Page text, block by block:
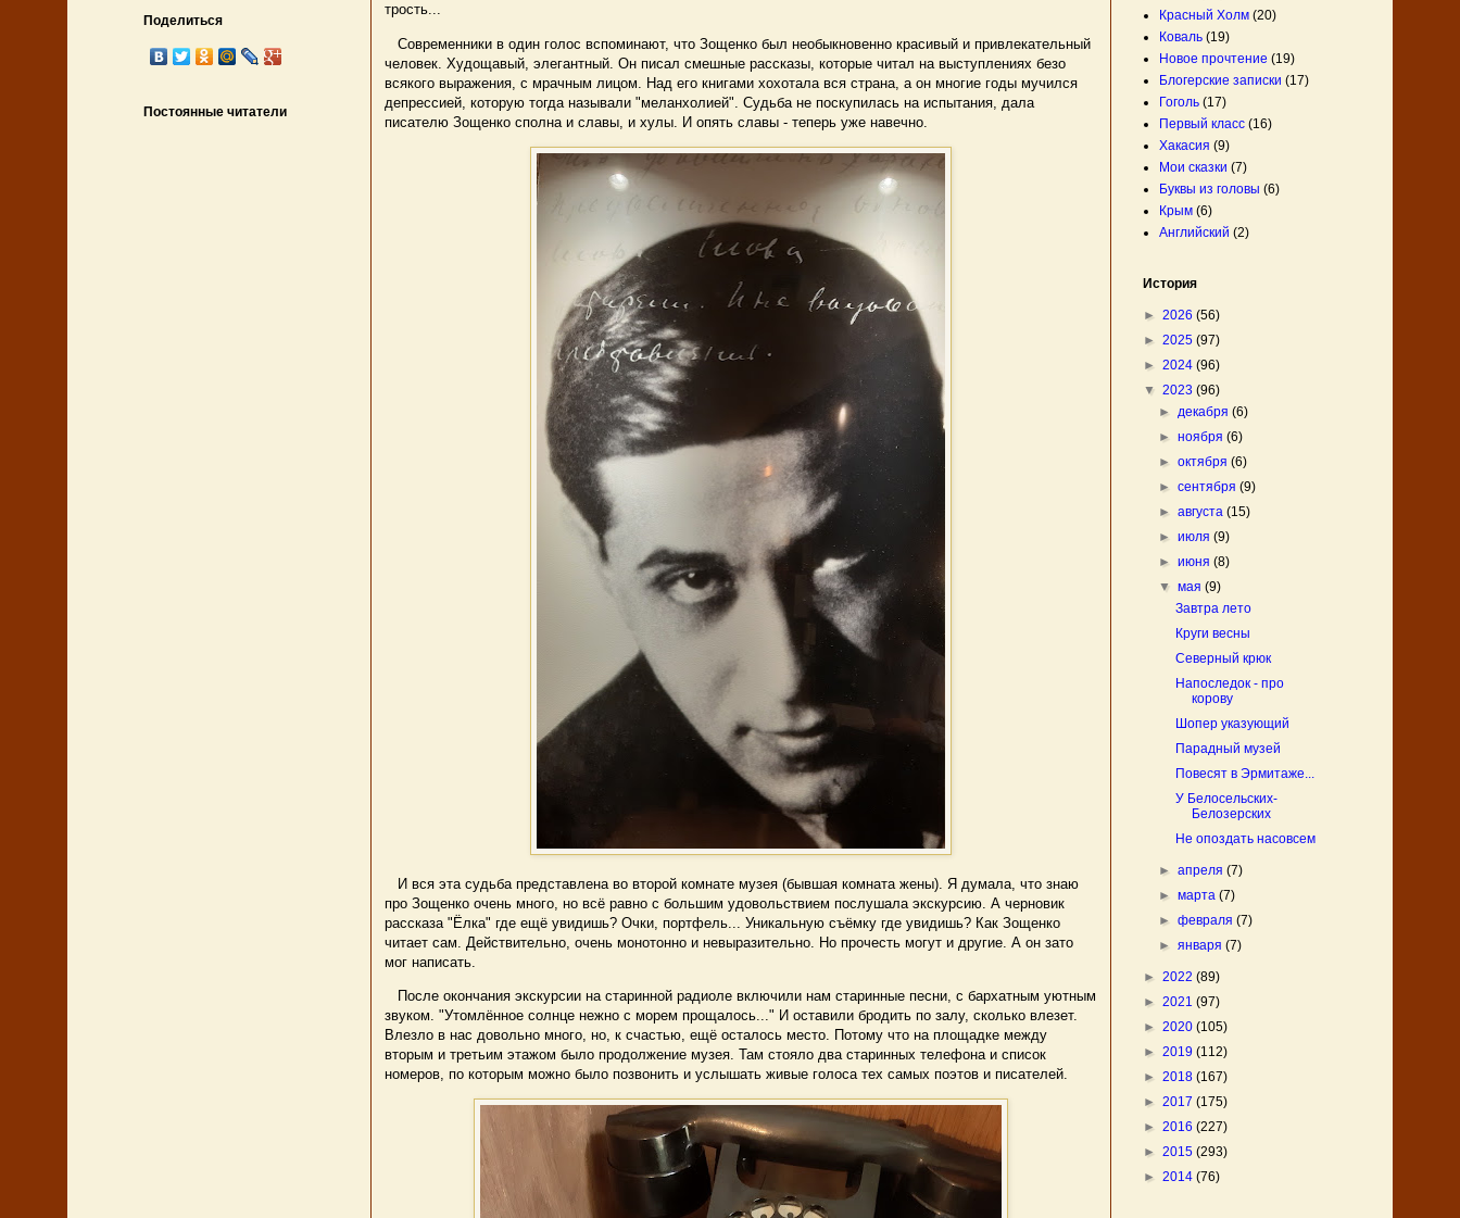
трость...
Современники в один голос вспоминают, что Зощенко был необыкновенно красивый и привлекательный
человек. Худощавый, элегантный. Он писал смешные рассказы, которые читал на выступлениях безо
всякого выражения, с мрачным лицом. Над его книгами хохотала вся страна, а он многие годы мучился
депрессией, которую тогда называли "меланхолией". Судьба не поскупилась на испытания, дала
писателю Зощенко сполна и славы, и хулы. И опять славы - теперь уже навечно.
И вся эта судьба представлена во второй комнате музея (бывшая комната жены). Я думала, что знаю
про Зощенко очень много, но всё равно с большим удовольствием послушала экскурсию. А черновик
рассказа "Ёлка" где ещё увидишь? Очки, портфель... Уникальную съёмку где увидишь? Как Зощенко
читает сам. Действительно, очень монотонно и невыразительно. Но прочесть могут и другие. А он зато
мог написать.
После окончания экскурсии на старинной радиоле включили нам старинные песни, с бархатным уютным
звуком. "Утомлённое солнце нежно с морем прощалось..." И оставили бродить по залу, сколько влезет.
Влезло в нас довольно много, но, к счастью, ещё осталось место. Потому что на площадке между
вторым и третьим этажом было продолжение музея. Там стояло два старинных телефона и список
номеров, по которым можно было позвонить и услышать живые голоса тех самых поэтов и писателей.
Поделиться
Постоянные читатели
Красный Холм (20)
Коваль (19)
Новое прочтение (19)
Блогерские записки (17)
Гоголь (17)
Первый класс (16)
Хакасия (9)
Мои сказки (7)
Буквы из головы (6)
Крым (6)
Английский (2)
История
► 2026 (56)
► 2025 (97)
► 2024 (96)
▼ 2023 (96)
►декабря(6)
►ноября(6)
►октября(6)
►сентября(9)
►августа(15)
►июля(9)
►июня(8)
▼мая(9)
Завтра лето
Круги весны
Северный крюк
Напоследок - про
корову
Шопер указующий
Парадный музей
Повесят в Эрмитаже...
У Белосельских-
Белозерских
Не опоздать насовсем
►апреля(7)
►марта(7)
►февраля(7)
►января(7)
► 2022 (89)
► 2021 (97)
► 2020 (105)
► 2019 (112)
► 2018 (167)
► 2017 (175)
► 2016 (227)
► 2015 (293)
► 2014 (76)